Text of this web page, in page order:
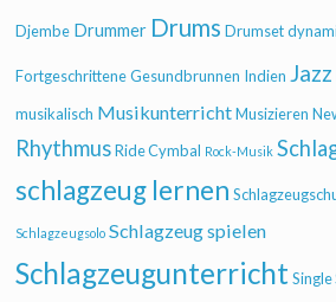
Djembe Drummer Drums Drumset
Fortgeschrittene Gesundbrunnen Indien Jazz
musikalisch Musikunterricht Musizieren
Rhythmus Ride Cymbal Rock-Musik
schlagzeug lernen
Schlagzeugsolo Schlagzeug spielen
Schlagzeugunterricht